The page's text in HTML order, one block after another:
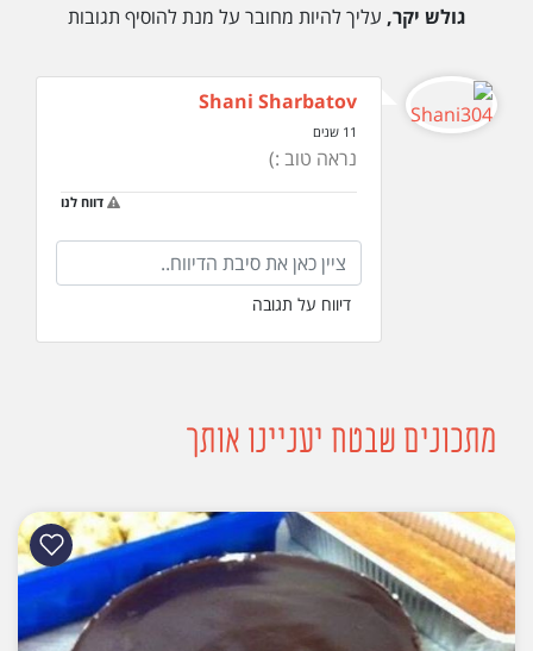
גולש יקר, עליך להיות מחובר על מנת להוסיף תגובות
Shani Sharbatov
11 שנים
נראה טוב :)
דווח לנו
דיווח על תגובה
מתכונים שבטח יעניינו אותך